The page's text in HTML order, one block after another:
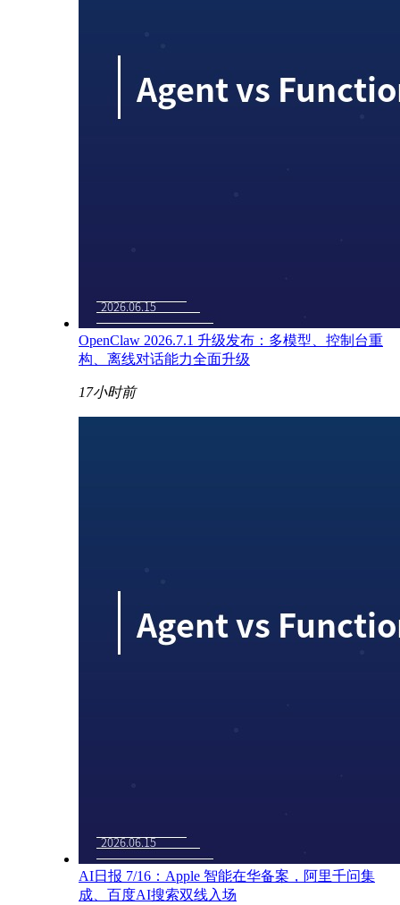
OpenClaw 2026.7.1 升级发布：多模型、控制台重
构、离线对话能力全面升级
17小时前
AI日报 7/16：Apple 智能在华备案，阿里千问集
成、百度AI搜索双线入场